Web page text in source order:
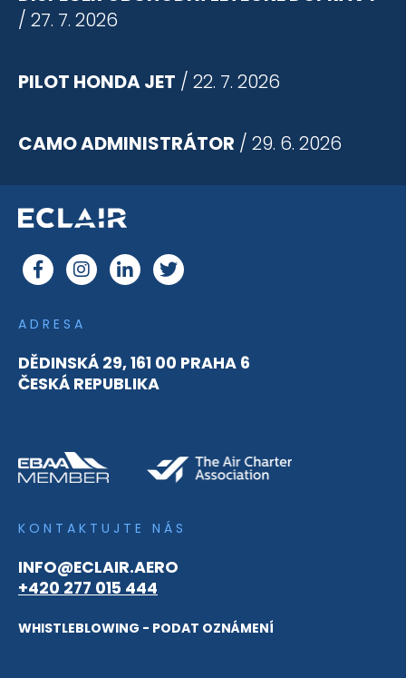
ADRESA
DĚDINSKÁ 29, 161 00 PRAHA 6
ČESKÁ REPUBLIKA
KONTAKTUJTE NÁS
INFO@ECLAIR.AERO
+420 277 015 444
WHISTLEBLOWING - PODAT OZNÁMENÍ
/ 27. 7. 2026
PILOT HONDA JET / 22. 7. 2026
CAMO ADMINISTRÁTOR / 29. 6. 2026